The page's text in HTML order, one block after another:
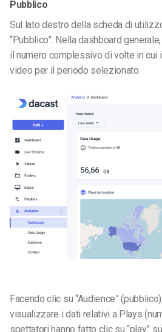
Pubblico
Sul lato destro della scheda di
“Pubblico”. Nella dashboard
il numero complessivo di volte in cui
video per il periodo selezionato.
Facendo clic su “Audience”
visualizzare i dati relativi a Plays
spettatori hanno fatto clic su “play”